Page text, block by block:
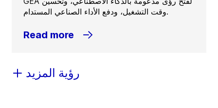
وقت التشغيل، ودفع الأداء الصناعي المستدام.
Read more
رؤية المزيد